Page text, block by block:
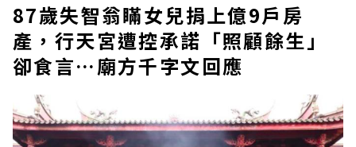
87歲失智翁瞞女兒捐上億9戶房
產，行天宮遭控承諾「照顧餘生」
卻食言…廟方千字文回應